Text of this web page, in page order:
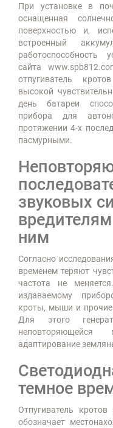
При установке в
оснащенная
поверхностью и,
встроенный
работоспособность
сайта
отпугиватель
высокой
день батареи
прибора для
протяжении 4-х
пасмурными.
звуковых
ним
Согласно
временем теряют
частота не
издаваемому
кроты, мыши и прочие
Для этого
неповторяющейся
адаптирование
темное
Отпугиватель
обозначает